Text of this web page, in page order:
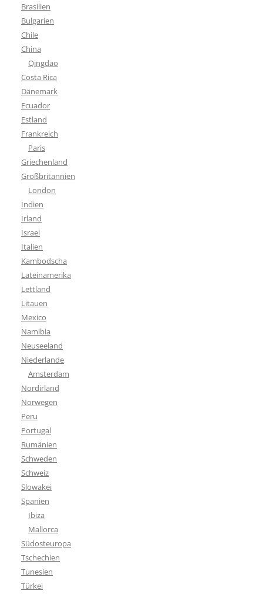
Brasilien
Bulgarien
Chile
China
Qingdao
Costa Rica
Dänemark
Ecuador
Estland
Frankreich
Paris
Griechenland
Großbritannien
London
Indien
Irland
Israel
Italien
Kambodscha
Lateinamerika
Lettland
Litauen
Mexico
Namibia
Neuseeland
Niederlande
Amsterdam
Nordirland
Norwegen
Peru
Portugal
Rumänien
Schweden
Schweiz
Slowakei
Spanien
Ibiza
Mallorca
Südosteuropa
Tschechien
Tunesien
Türkei